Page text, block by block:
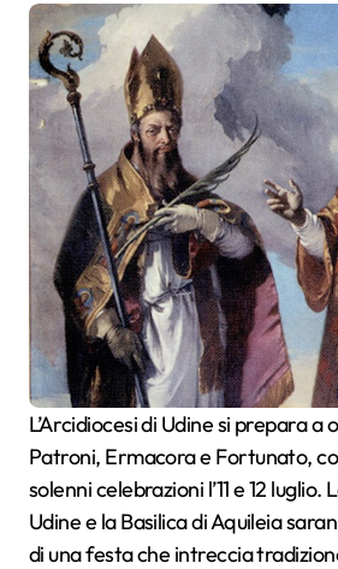
L’Arcidiocesi di Udine si prepara a onorare i suoi Santi
Patroni, Ermacora e Fortunato,
solenni celebrazioni l’11 e 12
Udine e la Basilica di Aquileia
di una festa che intreccia